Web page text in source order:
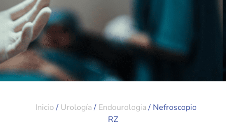
Inicio / Urología / Endourologia / Nefroscopio
RZ